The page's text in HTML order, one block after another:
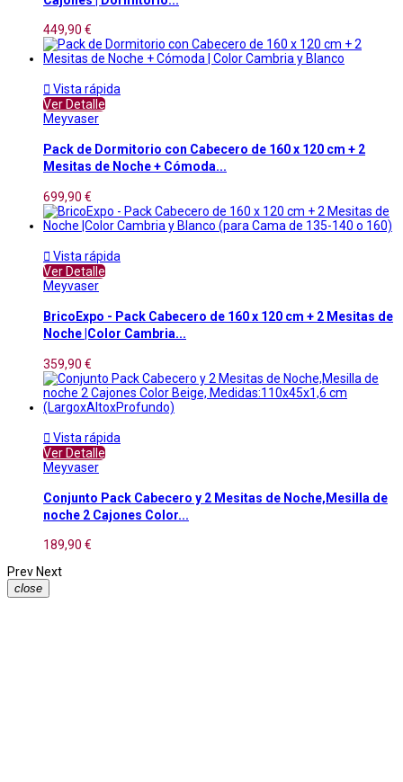
449,90 €
 Vista rápida
Ver Detalle
Meyvaser
Pack de Dormitorio con Cabecero de 160 x 120 cm + 2
Mesitas de Noche + Cómoda...
699,90 €
 Vista rápida
Ver Detalle
Meyvaser
BricoExpo - Pack Cabecero de 160 x 120 cm + 2 Mesitas de
Noche |Color Cambria...
359,90 €
 Vista rápida
Ver Detalle
Meyvaser
Conjunto Pack Cabecero y 2 Mesitas de Noche,Mesilla de
noche 2 Cajones Color...
189,90 €
Prev Next
close